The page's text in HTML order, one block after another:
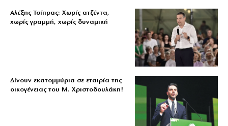
Αλέξης Τσίπρας: Χωρίς ατζέντα,
χωρίς γραμμή, χωρίς δυναμική
Δίνουν εκατομμύρια σε εταιρία της
οικογένειας του Μ. Χριστοδουλάκη!